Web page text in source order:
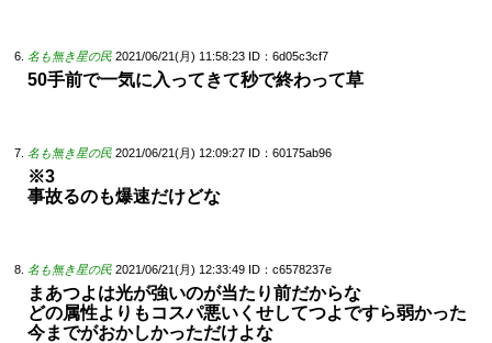
名も無き星の民 2021/06/21(月) 11:58:23 ID：6d05c3cf7
50手前で一気に入ってきて秒で終わって草
名も無き星の民 2021/06/21(月) 12:09:27 ID：60175ab96
※3
事故るのも爆速だけどな
名も無き星の民 2021/06/21(月) 12:33:49 ID：c6578237e
まあつよは光が強いのが当たり前だからな
どの属性よりもコスパ悪いくせしてつよですら弱かった
今までがおかしかっただけよな